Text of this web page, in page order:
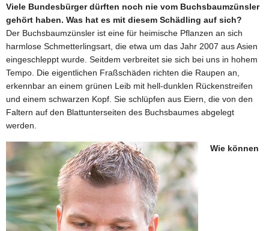
Viele Bundesbürger dürften noch nie vom Buchsbaumzünsler
gehört haben. Was hat es mit diesem Schädling auf sich?
Der Buchsbaumzünsler ist eine für heimische Pflanzen an sich
harmlose Schmetterlingsart, die etwa um das Jahr 2007 aus Asien
eingeschleppt wurde. Seitdem verbreitet sie sich bei uns in hohem
Tempo. Die eigentlichen Fraßschäden richten die Raupen an,
erkennbar an einem grünen Leib mit hell-dunklen Rückenstreifen
und einem schwarzen Kopf. Sie schlüpfen aus Eiern, die von den
Faltern auf den Blattunterseiten des Buchsbaumes abgelegt
werden.
Wie können